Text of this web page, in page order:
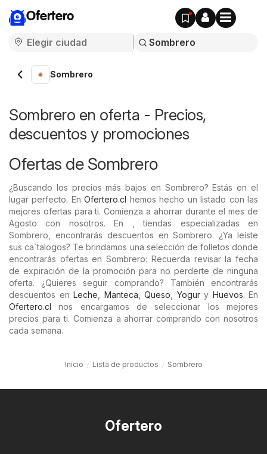
Ofertero
Sombrero
Sombrero en oferta - Precios,
descuentos y promociones
Ofertas de Sombrero
¿Buscando los precios más bajos en Sombrero? Estás en el
lugar perfecto. EnOfertero.cl hemos hecho un listado con las
mejores ofertas para ti. Comienza a ahorrar durante el mes de
Agosto con nosotros. En , tiendas especializadas en
Sombrero, encontrarás descuentos en Sombrero. ¿Ya leíste
sus ca´talogos? Te brindamos una selección de folletos donde
encontrarás ofertas en Sombrero: Recuerda revisar la fecha
de expiración de la promoción para no perderte de ninguna
oferta. ¿Quieres seguir comprando? También encontrarás
descuentos en Leche Manteca Queso Yogury Huevos. En
Ofertero.cl nos encargamos de seleccionar los mejores
precios para ti. Comienza a ahorrar comprando con nosotros
cada semana.
Inicio Lista de productos Sombrero
Ofertero